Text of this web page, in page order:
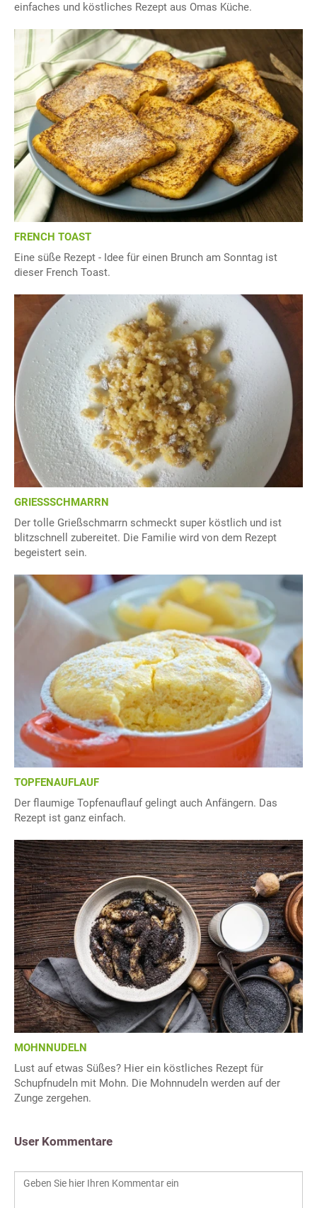
einfaches und köstliches Rezept aus Omas Küche.
FRENCH TOAST
Eine süße Rezept - Idee für einen Brunch am Sonntag ist
dieser French Toast.
GRIESSSCHMARRN
Der tolle Grießschmarrn schmeckt super köstlich und ist
blitzschnell zubereitet. Die Familie wird von dem Rezept
begeistert sein.
TOPFENAUFLAUF
Der flaumige Topfenauflauf gelingt auch Anfängern. Das
Rezept ist ganz einfach.
MOHNNUDELN
Lust auf etwas Süßes? Hier ein köstliches Rezept für
Schupfnudeln mit Mohn. Die Mohnnudeln werden auf der
Zunge zergehen.
User Kommentare